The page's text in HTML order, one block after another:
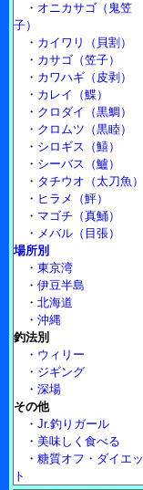
・ オニカサゴ（鬼笠
子）
・ カイワリ（貝割）
・ カサゴ（笠子）
・ カワハギ（皮剥）
・ カレイ（鰈）
・ クロダイ（黒鯛）
・ クロムツ（黒睦）
・ シロギス（鱚）
・ シーバス（鱸）
・ タチウオ（太刀魚）
・ ヒラメ（鮃）
・ マゴチ（真鯒）
・ メバル（目張）
場所別
・ 東京湾
・ 伊豆半島
・ 北海道
・ 沖縄
釣法別
・ ウィリー
・ ジギング
・ 深場
その他
・ Jr.釣りガール
・ 美味しく食べる
・ 糖質オフ・ダイエッ
ト